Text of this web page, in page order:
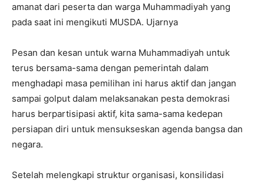
amanat dari peserta dan warga Muhammadiyah yang
pada saat ini mengikuti MUSDA. Ujarnya
Pesan dan kesan untuk warna Muhammadiyah untuk
terus bersama-sama dengan pemerintah dalam
menghadapi masa pemilihan ini harus aktif dan jangan
sampai golput dalam melaksanakan pesta demokrasi
harus berpartisipasi aktif, kita sama-sama kedepan
persiapan diri untuk mensukseskan agenda bangsa dan
negara.
Setelah melengkapi struktur organisasi, konsilidasi